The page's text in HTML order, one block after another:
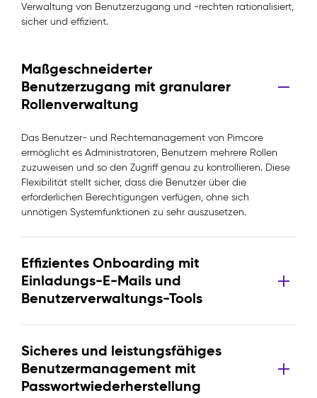
Verwaltung von Benutzerzugang und -rechten rationalisiert,
sicher und effizient.
Maßgeschneiderter
Benutzerzugang mit granularer
Rollenverwaltung
Das Benutzer- und Rechtemanagement von Pimcore
ermöglicht es Administratoren, Benutzern mehrere Rollen
zuzuweisen und so den Zugriff genau zu kontrollieren. Diese
Flexibilität stellt sicher, dass die Benutzer über die
erforderlichen Berechtigungen verfügen, ohne sich
unnötigen Systemfunktionen zu sehr auszusetzen.
Effizientes Onboarding mit
Einladungs-E-Mails und
Benutzerverwaltungs-Tools
Sicheres und leistungsfähiges
Benutzermanagement mit
Passwortwiederherstellung